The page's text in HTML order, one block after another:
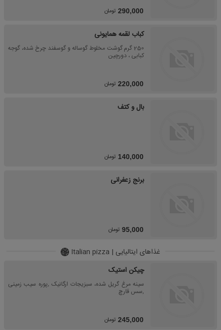
290,000 تومان
کباب لقمه همایونی
250 گرم گوشت مخلوط گوساله و گوسفند چرخ شده، گوجه
کبابی ، دورچین
220,000 تومان
بال و کتف
140,000 تومان
برنج زعفرانی
95,000 تومان
غذاهای ایتالیایی | Italian pizza
چیکن استیک
سینه مرغ گریل شده، سبزیجات ارگانیک ,پوره سیب زمینی
,سس قارچ
245,000 تومان